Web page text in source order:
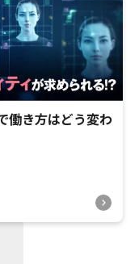
働き方はどう変わ